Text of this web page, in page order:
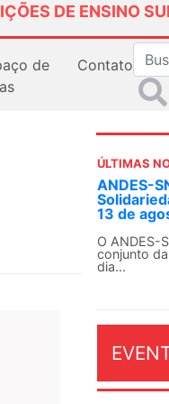
DE ENSINO
de
Contato
ÚLTIMAS
ANDES-
13 de
O ANDES-
conjunto
dia...